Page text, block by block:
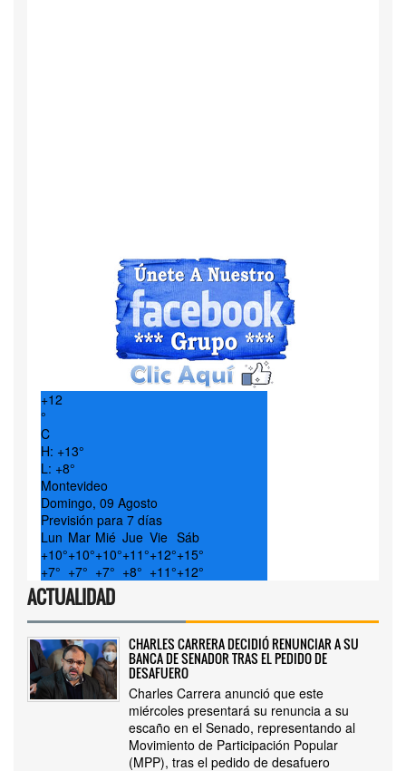
+12
°
C
H: +13°
L: +8°
Montevideo
Domingo, 09 Agosto
Previsión para 7 días
Lun Mar Mié Jue Vie Sáb
+10°+10°+10°+11°+12°+15°
+7° +7° +7° +8° +11°+12°
ACTUALIDAD
CHARLES CARRERA DECIDIÓ RENUNCIAR A SU
BANCA DE SENADOR TRAS EL PEDIDO DE
DESAFUERO
Charles Carrera anunció que este
miércoles presentará su renuncia a su
escaño en el Senado, representando al
Movimiento de Participación Popular
(MPP), tras el pedido de desafuero